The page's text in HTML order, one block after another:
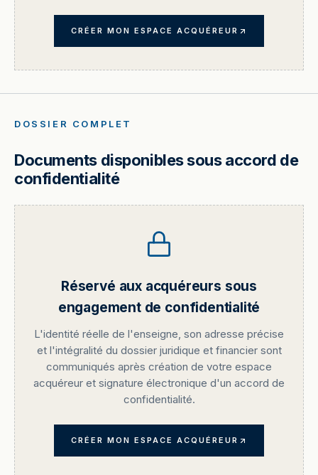
CRÉER MON ESPACE ACQUÉREUR
DOSSIER COMPLET
Documents disponibles sous accord de
confidentialité
Réservé aux acquéreurs sous
engagement de confidentialité
L'identité réelle de l'enseigne, son adresse précise
et l'intégralité du dossier juridique et financier sont
communiqués après création de votre espace
acquéreur et signature électronique d'un accord de
confidentialité.
CRÉER MON ESPACE ACQUÉREUR